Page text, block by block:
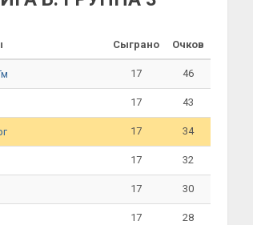
Сыграно Очков
17 46
17 43
17 34
17 32
17 30
17 28